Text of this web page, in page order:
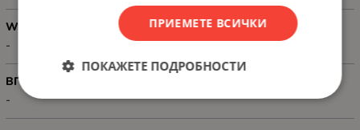
WEB КАМЕРА
-
ВГРАДЕНИ ГОВОРИТЕЛИ
-
ПРИЕМЕТЕ ВСИЧКИ
ПОКАЖЕТЕ ПОДРОБНОСТИ